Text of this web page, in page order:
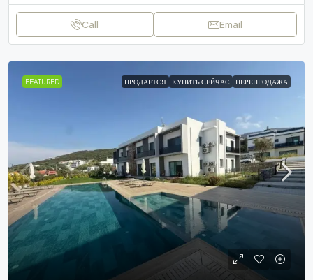
Call Email
FEATURED ПРОДАЕТСЯ КУПИТЬ СЕЙЧАС ПЕРЕПРОДАЖА